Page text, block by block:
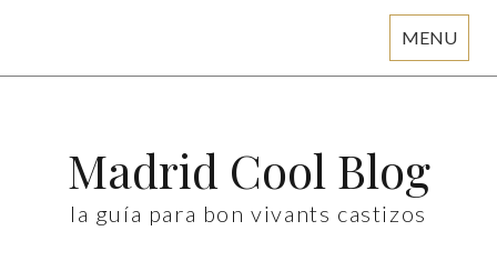
MENU
Madrid Cool Blog
la guía para bon vivants castizos